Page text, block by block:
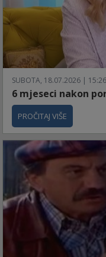
SUBOTA, 18.07.2026 | 15:26
6 mjeseci nakon
PROČITAJ VIŠE